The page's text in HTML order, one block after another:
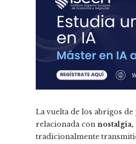
La vuelta de los abrigos de
relacionada con
tradicionalmente